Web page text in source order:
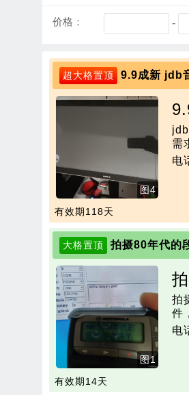
价格： -
超大格置顶 9.9成新 jdb
图4
需
电
有效期118天
大格置顶 拍摄80年代的
图1
拍
件
电
有效期14天